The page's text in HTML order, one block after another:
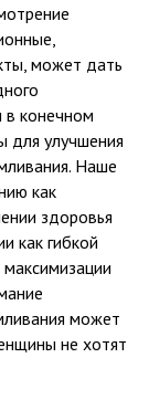
может дать
в конечном
для улучшения
Наше
как
здоровья
как гибкой
может
не хотят